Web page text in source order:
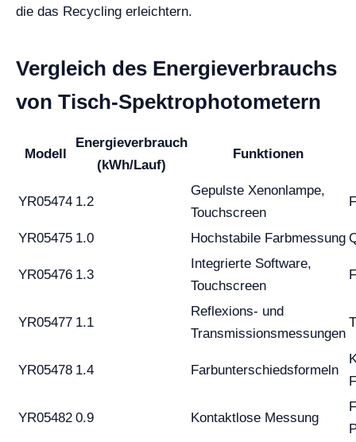
die das Recycling erleichtern.
Vergleich des Energieverbrauchs
von Tisch-Spektrophotometern
Modell
Energieverbrauch
(kWh/Lauf)
Funktionen
YR05474 1.2
Gepulste Xenonlampe,
Touchscreen
YR05475 1.0 Hochstabile Farbmessung
YR05476 1.3
Integrierte Software,
Touchscreen
YR05477 1.1
Reflexions- und
Transmissionsmessungen
YR05478 1.4 Farbunterschiedsformeln
YR05482 0.9 Kontaktlose Messung